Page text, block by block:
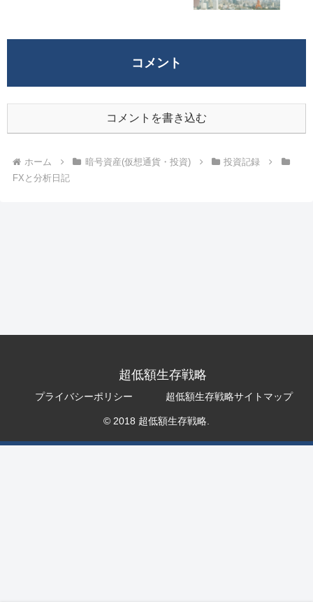
コメント
コメントを書き込む
ホーム 暗号資産(仮想通貨・投資)
投資記録
FXと分析日記
超低額生存戦略
プライバシーポリシー 超低額生存戦略サイトマップ
© 2018 超低額生存戦略.